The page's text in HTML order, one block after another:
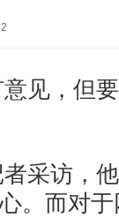
见，但
采访，
。而对